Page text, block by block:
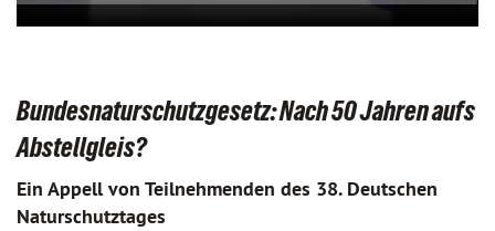
Bundesnaturschutzgesetz: Nach 50 Jahren aufs
Abstellgleis?
Ein Appell von Teilnehmenden des 38. Deutschen
Naturschutztages